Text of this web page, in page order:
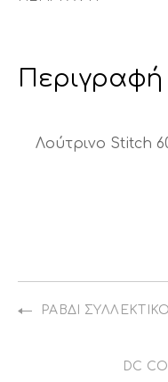
Περιγραφή
Λούτρινο Stitch
ΡΑΒΔΊ
DC